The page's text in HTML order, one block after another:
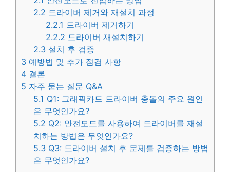
2.2 드라이버 제거와 재설치 과정
2.2.1 드라이버 제거하기
2.2.2 드라이버 재설치하기
2.3 설치 후 검증
3 예방법 및 추가 점검 사항
4 결론
5 자주 묻는 질문 Q&A
5.1 Q1: 그래픽카드 드라이버 충돌의 주요 원인
은 무엇인가요?
5.2 Q2: 안전모드를 사용하여 드라이버를 재설
치하는 방법은 무엇인가요?
5.3 Q3: 드라이버 설치 후 문제를 검증하는 방법
은 무엇인가요?